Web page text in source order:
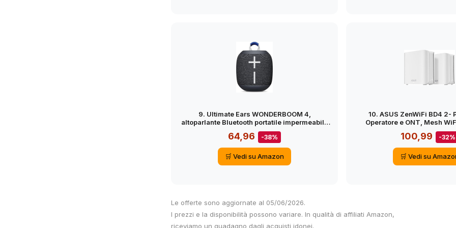
9. Ultimate Ears WONDERBOOM 4,
altoparlante Bluetooth portatile impermeabile
con bassi eccezionali e suono a 360°,
altoparlante galleggiante antipolvere con
raggio d’azione di 40 m – Nero
64,96 -38%
🛒 Vedi su Amazon
10. ASUS ZenWiFi BD4 2-
Operatore e ONT, Mesh
banda, 3600 Mbps,
porte 2,5 G, Controlli di
Control, Smart Home SSIDs,
100,99 -32%
🛒 Vedi su
Le offerte sono aggiornate al 05/06/2026.
I prezzi e la disponibilità possono variare. In qualità di affiliati Amazon,
riceviamo un guadagno dagli acquisti idonei.